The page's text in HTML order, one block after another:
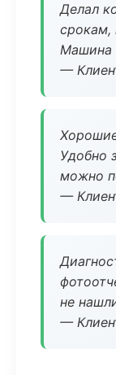
Делал
срокам,
Машина
—
Удобно
можно
—
не
—